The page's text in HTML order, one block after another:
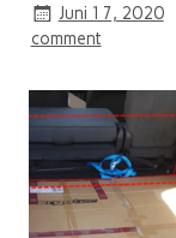
Juni 17, 2020
comment